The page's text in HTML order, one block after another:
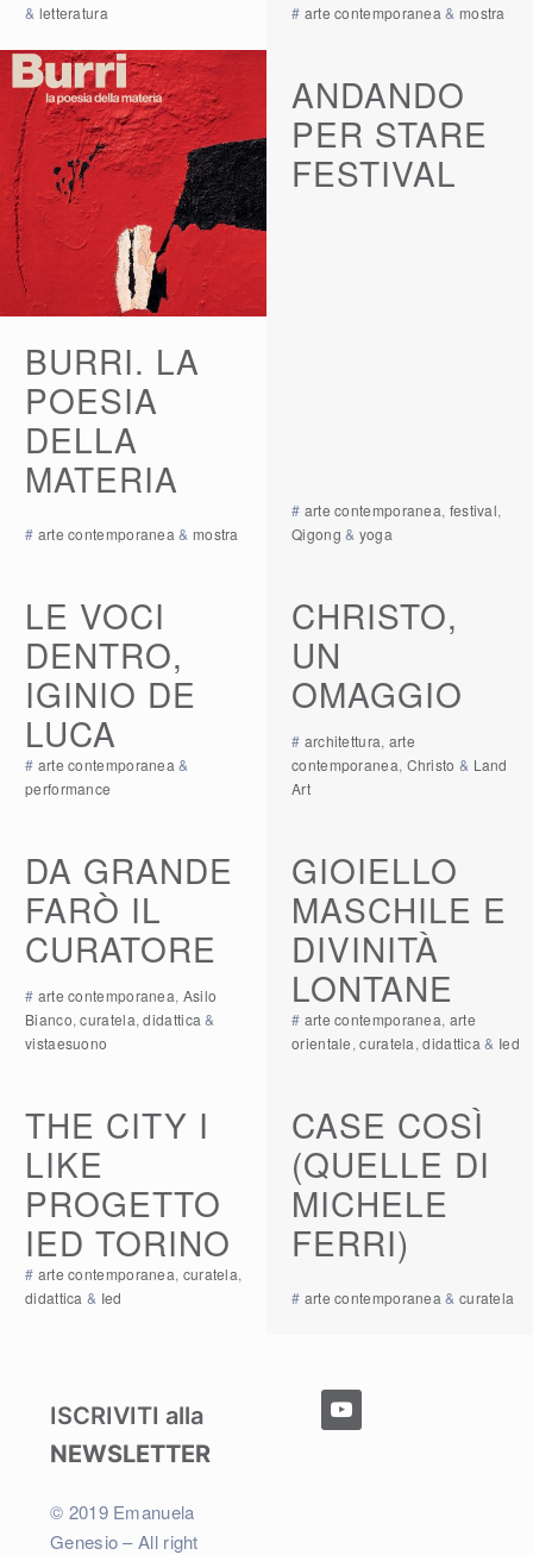
& letteratura # arte contemporanea & mostra
BURRI. LA
POESIA
DELLA
MATERIA
# arte contemporanea & mostra
ANDANDO
PER STARE
FESTIVAL
# arte contemporanea, festival,
Qigong & yoga
LE VOCI
DENTRO,
IGINIO DE
LUCA
# arte contemporanea &
performance
CHRISTO,
UN
OMAGGIO
# architettura, arte
contemporanea, Christo & Land
Art
DA GRANDE
FARÒ IL
CURATORE
# arte contemporanea, Asilo
Bianco,curatela,didattica &
vistaesuono
GIOIELLO
MASCHILE E
DIVINITÀ
LONTANE
# arte contemporanea, arte
orientale,curatela,didattica & Ied
THE CITY I
LIKE
PROGETTO
IED TORINO
# arte contemporanea, curatela,
didattica & Ied
CASE COSÌ
(QUELLE DI
MICHELE
FERRI)
# arte contemporanea & curatela
ISCRIVITI alla
NEWSLETTER
© 2019 Emanuela
Genesio – All right
youtube